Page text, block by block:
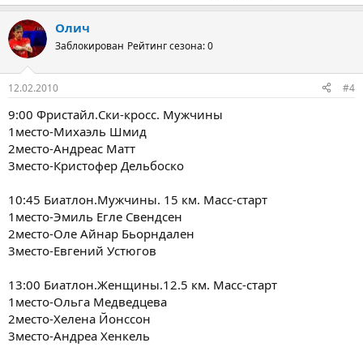
Олич
Заблокирован Рейтинг сезона: 0
12.02.2010 #4
9:00 Фристайл.Cки-кросс. Мужчины
1место-Михаэль Шмид
2место-Андреас Матт
3место-Кристофер Дельбоско
10:45 Биатлон.Мужчины. 15 км. Масс-старт
1место-Эмиль Егле Свендсен
2место-Оле Айнар Бьорндален
3место-Евгений Устюгов
13:00 Биатлон.Женщины.12.5 км. Масс-старт
1место-Ольга Медведцева
2место-Хелена Йонссон
3место-Андреа Хенкель